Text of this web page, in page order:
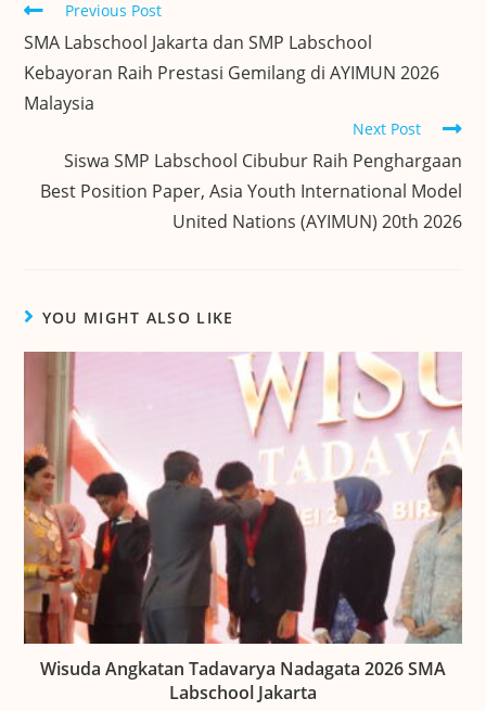
Previous Post
SMA Labschool Jakarta dan SMP Labschool
Kebayoran Raih Prestasi Gemilang di AYIMUN 2026
Malaysia
Next Post
Siswa SMP Labschool Cibubur Raih Penghargaan
Best Position Paper, Asia Youth International Model
United Nations (AYIMUN) 20th 2026
YOU MIGHT ALSO LIKE
Wisuda Angkatan Tadavarya Nadagata 2026 SMA
Labschool Jakarta